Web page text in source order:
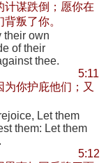
计谋跌倒；愿你在
叛了你。
their own
of their
thee.
5:11
你护庇他们；又
Let them
them: Let them
5:12